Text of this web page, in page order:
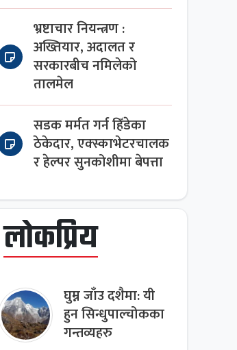
भ्रष्टाचार नियन्त्रण :
अख्तियार, अदालत र
सरकारबीच नमिलेको
तालमेल
सडक मर्मत गर्न हिँडेका
ठेकेदार, एक्स्काभेटरचालक
र हेल्पर सुनकोशीमा बेपत्ता
लोकप्रिय
घुम्न जाँउ दशैमा: यी
हुन सिन्धुपाल्चोकका
गन्तव्यहरु